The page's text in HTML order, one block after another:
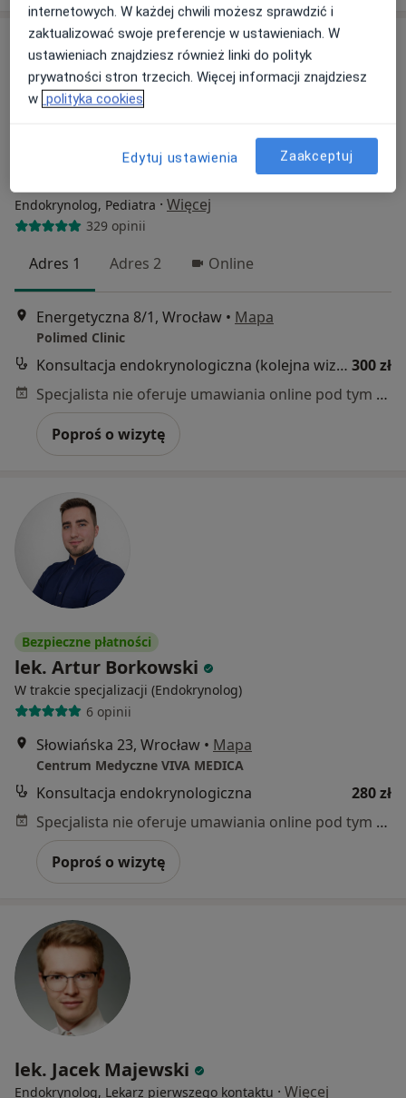
Endokrynolog, Pediatra · Więcej
329 opinii
Adres 1 Adres 2 Online
Energetyczna 8/1, Wrocław • Mapa
Polimed Clinic
Konsultacja endokrynologiczna (kolejna wizyta) 300 zł
Specjalista nie oferuje umawiania online pod tym adresem.
Poproś o wizytę
Bezpieczne płatności
lek. Artur Borkowski
W trakcie specjalizacji (Endokrynolog)
6 opinii
Słowiańska 23, Wrocław • Mapa
Centrum Medyczne VIVA MEDICA
Konsultacja endokrynologiczna
280 zł
Specjalista nie oferuje umawiania online pod tym adresem.
Poproś o wizytę
lek. Jacek Majewski
Endokrynolog, Lekarz pierwszego kontaktu · Więcej
internetowych. W każdej chwili możesz sprawdzić i
zaktualizować swoje preferencje w ustawieniach. W
ustawieniach znajdziesz również linki do polityk
prywatności stron trzecich. Więcej informacji znajdziesz
w polityka cookies
Edytuj ustawienia Zaakceptuj